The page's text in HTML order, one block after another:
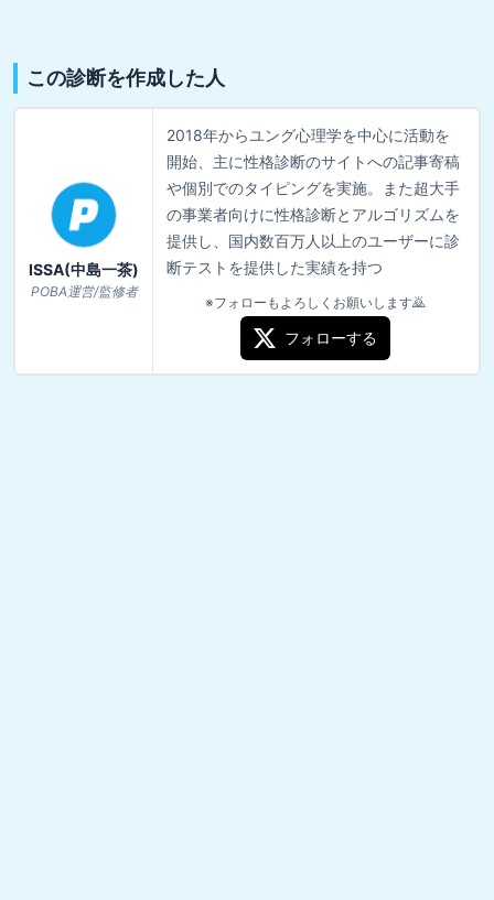
この診断を作成した人
ISSA(中島一茶)
POBA運営/監修者
2018年からユング心理学を中心に活動を
開始、主に性格診断のサイトへの記事寄稿
や個別でのタイピングを実施。また超大手
の事業者向けに性格診断とアルゴリズムを
提供し、国内数百万人以上のユーザーに診
断テストを提供した実績を持つ
※フォローもよろしくお願いします🙇
フォローする